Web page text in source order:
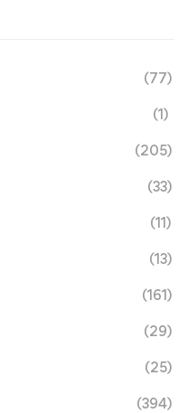
(77)
(1)
(205)
(33)
(11)
(13)
(161)
(29)
(25)
(394)